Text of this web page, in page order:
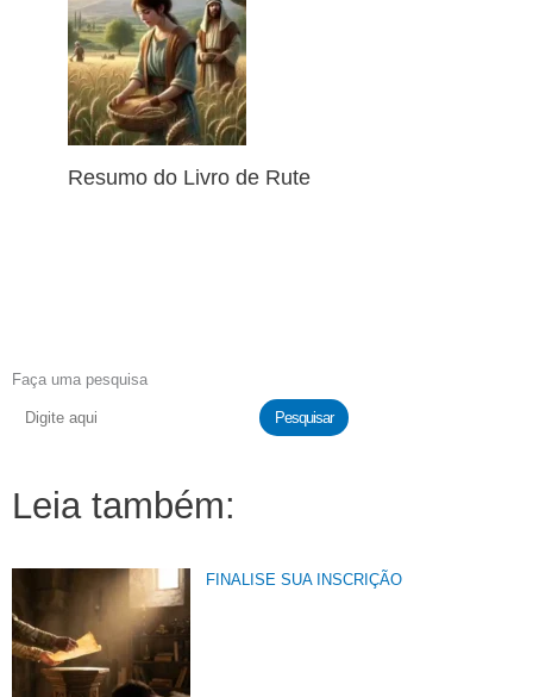
Resumo do Livro de Rute
Faça uma pesquisa
Pesquisar
Leia também:
FINALISE SUA INSCRIÇÃO